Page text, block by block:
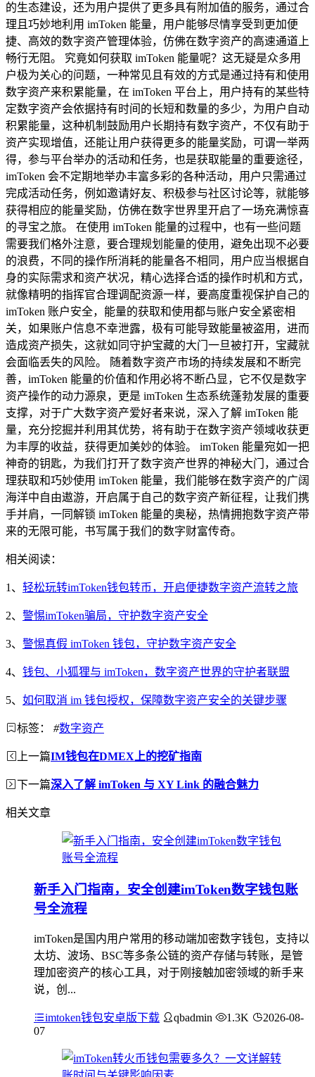
的生态建设，还为用户提供了更多具有附加值的服务，通过合
理且巧妙地利用 imToken 能量，用户能够尽情享受到更加便
捷、高效的数字资产管理体验，仿佛在数字资产的高速通道上
畅行无阻。 究竟如何获取 imToken 能量呢？这无疑是众多用
户极为关心的问题，一种常见且有效的方式是通过持有和使用
数字资产来积累能量，在 imToken 平台上，用户持有的某些特
定数字资产会依据持有时间的长短和数量的多少，为用户自动
积累能量，这种机制鼓励用户长期持有数字资产，不仅有助于
资产实现增值，还能让用户获得更多的能量奖励，可谓一举两
得，参与平台举办的活动和任务，也是获取能量的重要途径，
imToken 会不定期地举办丰富多彩的各种活动，用户只需通过
完成活动任务，例如邀请好友、积极参与社区讨论等，就能够
获得相应的能量奖励，仿佛在数字世界里开启了一场充满惊喜
的寻宝之旅。 在使用 imToken 能量的过程中，也有一些问题
需要我们格外注意，要合理规划能量的使用，避免出现不必要
的浪费，不同的操作所消耗的能量各不相同，用户应当根据自
身的实际需求和资产状况，精心选择合适的操作时机和方式，
就像精明的指挥官合理调配资源一样，要高度重视保护自己的
imToken 账户安全，能量的获取和使用都与账户安全紧密相
关，如果账户信息不幸泄露，极有可能导致能量被盗用，进而
造成资产损失，这就如同守护宝藏的大门一旦被打开，宝藏就
会面临丢失的风险。 随着数字资产市场的持续发展和不断完
善，imToken 能量的价值和作用必将不断凸显，它不仅是数字
资产操作的动力源泉，更是 imToken 生态系统蓬勃发展的重要
支撑，对于广大数字资产爱好者来说，深入了解 imToken 能
量，充分挖掘并利用其优势，将有助于在数字资产领域收获更
为丰厚的收益，获得更加美妙的体验。 imToken 能量宛如一把
神奇的钥匙，为我们打开了数字资产世界的神秘大门，通过合
理获取和巧妙使用 imToken 能量，我们能够在数字资产的广阔
海洋中自由遨游，开启属于自己的数字资产新征程，让我们携
手并肩，一同解锁 imToken 能量的奥秘，热情拥抱数字资产带
来的无限可能，书写属于我们的数字财富传奇。
相关阅读：
1、 轻松玩转imToken钱包转币，开启便捷数字资产流转之旅
2、 警惕imToken骗局，守护数字资产安全
3、 警惕真假 imToken 钱包，守护数字资产安全
4、 钱包、小狐狸与 imToken，数字资产世界的守护者联盟
5、 如何取消 im 钱包授权，保障数字资产安全的关键步骤
标签： #数字资产
上一篇IM钱包在DMEX上的挖矿指南
下一篇深入了解 imToken 与 XY Link 的融合魅力
相关文章
新手入门指南，安全创建imToken数字钱包账
号全流程
imToken是国内用户常用的移动端加密数字钱包，支持以
太坊、波场、BSC等多条公链的资产存储与转账，是管
理加密资产的核心工具，对于刚接触加密领域的新手来
说，创...
imtoken钱包安卓版下载 qbadmin 1.3K
2026-08-
07